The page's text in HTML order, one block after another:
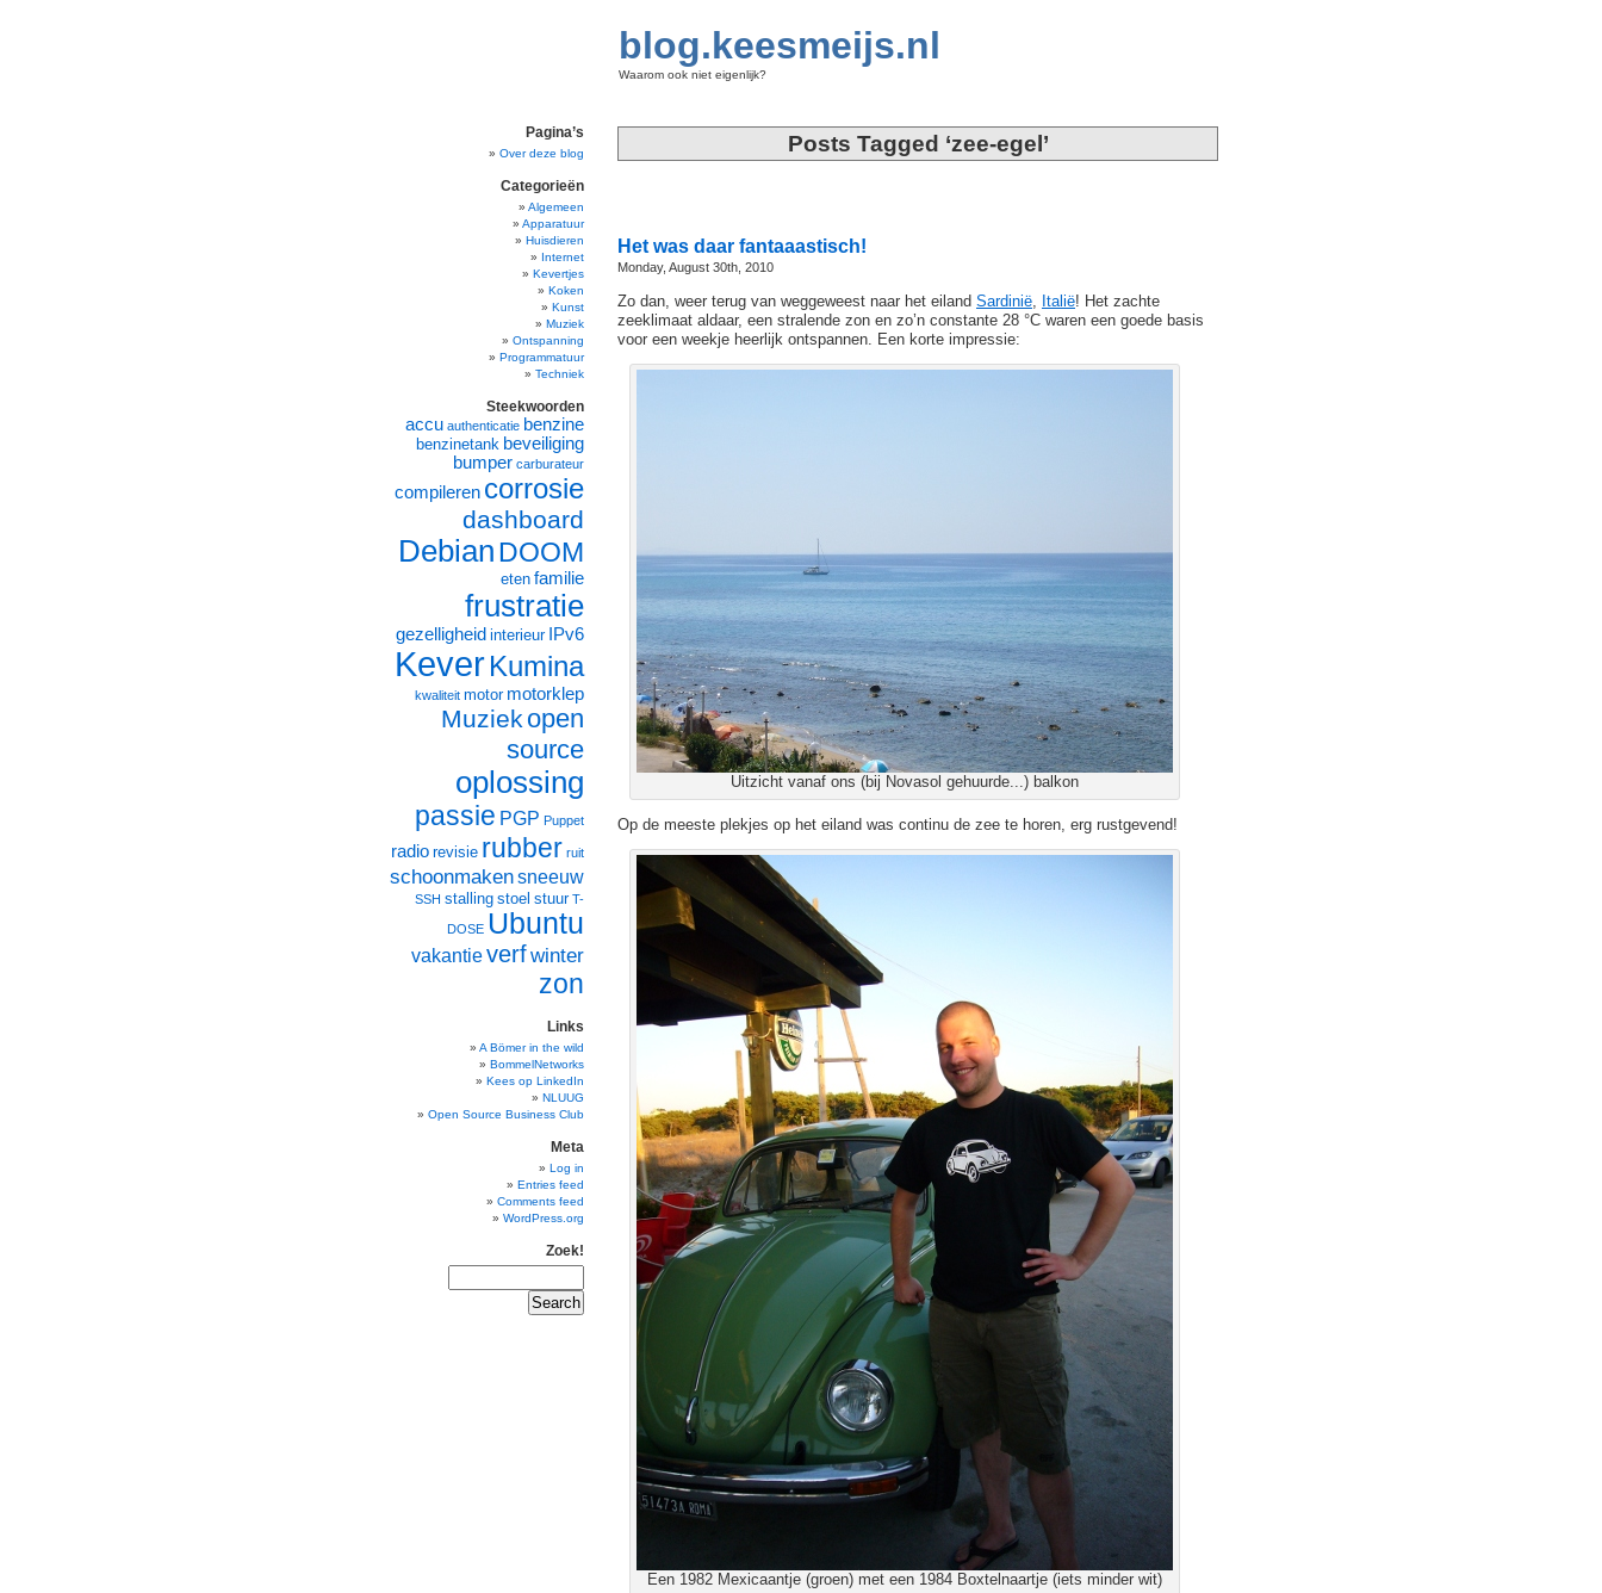
blog.keesmeijs.nl
Waarom ook niet eigenlijk?
Posts Tagged ‘zee-egel’
Het was daar fantaaastisch!
Monday, August 30th, 2010
Zo dan, weer terug van weggeweest naar het eiland Sardinië Italië! Het zachte
zeeklimaat aldaar, een stralende zon en zo’n constante 28 °C waren een goede basis
voor een weekje heerlijk ontspannen. Een korte impressie:
Uitzicht vanaf ons (bij Novasol gehuurde...) balkon
Op de meeste plekjes op het eiland was continu de zee te horen, erg rustgevend!
Een 1982 Mexicaantje (groen) met een 1984 Boxtelnaartje (iets minder wit)
Pagina’s
Over deze blog
Categorieën
Algemeen
Apparatuur
Huisdieren
Internet
Kevertjes
Koken
Kunst
Muziek
Ontspanning
Programmatuur
Techniek
Steekwoorden
accu authenticatie benzine
benzinetank beveiliging
bumper carburateur
compileren corrosie
dashboard
DebianDOOM
eten familie
frustratie
gezelligheid interieur IPv6
KeverKumina
kwaliteit motor motorklep
Muziek open
source
oplossing
passie PGP Puppet
radio revisie rubber ruit
schoonmakensneeuw
SSH stalling stoel stuur T-
DOSE Ubuntu
vakantieverfwinter
zon
Links
A Bömer in the wild
BommelNetworks
Kees op LinkedIn
NLUUG
Open Source Business Club
Meta
Log in
Entries feed
Comments feed
WordPress.org
Zoek!